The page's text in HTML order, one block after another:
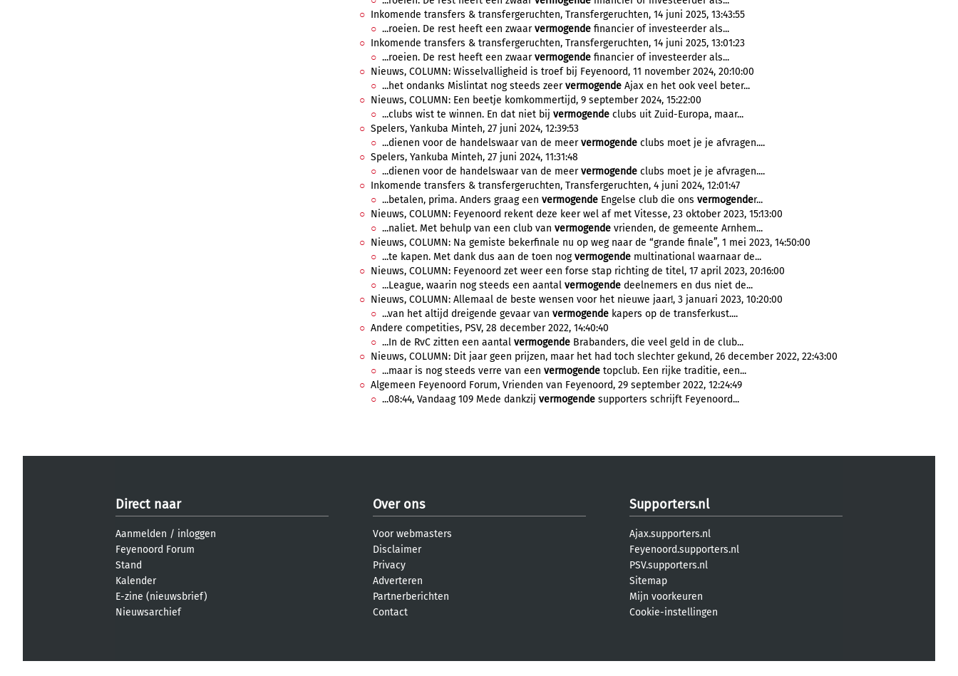
Inkomende transfers & transfergeruchten, Transfergeruchten, 14 juni 2025, 13:43:55
...roeien. De rest heeft een zwaarvermogende financier of investeerder als...
Inkomende transfers & transfergeruchten, Transfergeruchten, 14 juni 2025, 13:01:23
...roeien. De rest heeft een zwaarvermogende financier of investeerder als...
Nieuws, COLUMN: Wisselvalligheid is troef bij Feyenoord, 11 november 2024, 20:10:00
...het ondanks Mislintat nog steeds zeervermogende Ajax en het ook veel beter...
Nieuws, COLUMN: Een beetje komkommertijd, 9 september 2024, 15:22:00
...clubs wist te winnen. En dat niet bij vermogende clubs uit Zuid-Europa, maar...
Spelers, Yankuba Minteh, 27 juni 2024, 12:39:53
...dienen voor de handelswaar van de meervermogende clubs moet je je afvragen....
Spelers, Yankuba Minteh, 27 juni 2024, 11:31:48
...dienen voor de handelswaar van de meervermogende clubs moet je je afvragen....
Inkomende transfers & transfergeruchten, Transfergeruchten, 4 juni 2024, 12:01:47
...betalen, prima. Anders graag een vermogende Engelse club die ons vermogender...
Nieuws, COLUMN: Feyenoord rekent deze keer wel af met Vitesse, 23 oktober 2023, 15:13:00
...naliet. Met behulp van een club van vermogende vrienden, de gemeente Arnhem...
Nieuws, COLUMN: Na gemiste bekerfinale nu op weg naar de “grande finale”, 1 mei 2023, 14:50:00
...te kapen. Met dank dus aan de toen nogvermogende multinational waarnaar de...
Nieuws, COLUMN: Feyenoord zet weer een forse stap richting de titel, 17 april 2023, 20:16:00
...League, waarin nog steeds een aantal vermogende deelnemers en dus niet de...
Nieuws, COLUMN: Allemaal de beste wensen voor het nieuwe jaar!, 3 januari 2023, 10:20:00
...van het altijd dreigende gevaar van vermogende kapers op de transferkust....
Andere competities, PSV, 28 december 2022, 14:40:40
...In de RvC zitten een aantal vermogende Brabanders, die veel geld in de club...
Nieuws, COLUMN: Dit jaar geen prijzen, maar het had toch slechter gekund, 26 december 2022, 22:43:00
...maar is nog steeds verre van een vermogende topclub. Een rijke traditie, een...
Algemeen Feyenoord Forum, Vrienden van Feyenoord, 29 september 2022, 12:24:49
...08:44, Vandaag 109 Mede dankzij vermogende supporters schrijft Feyenoord...
Direct naar
Aanmelden / inloggen
Feyenoord Forum
Stand
Kalender
E-zine (nieuwsbrief)
Nieuwsarchief
Over ons
Voor webmasters
Disclaimer
Privacy
Adverteren
Partnerberichten
Contact
Supporters.nl
Ajax.supporters.nl
Feyenoord.supporters.nl
PSV.supporters.nl
Sitemap
Mijn voorkeuren
Cookie-instellingen